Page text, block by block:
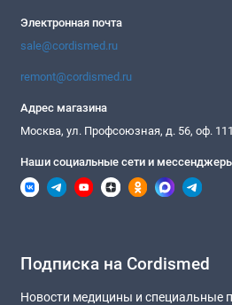
Электронная почта
sale@cordismed.ru
remont@cordismed.ru
Адрес магазина
Москва, ул. Профсоюзная, д. 56, оф.
Наши социальные сети и
Подписка на Cordismed
Новости медицины и специальные